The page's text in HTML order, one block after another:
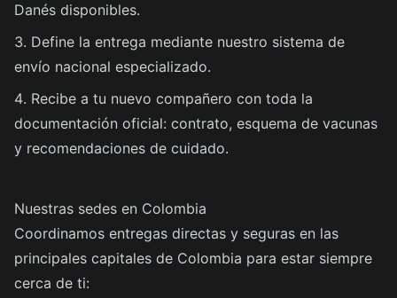
Danés disponibles.
Define la entrega mediante nuestro sistema de
envío nacional especializado.
Recibe a tu nuevo compañero con toda la
documentación oficial: contrato, esquema de vacunas
y recomendaciones de cuidado.
Nuestras sedes en Colombia
Coordinamos entregas directas y seguras en las
principales capitales de Colombia para estar siempre
cerca de ti: